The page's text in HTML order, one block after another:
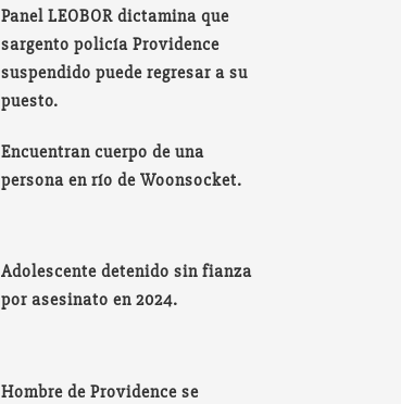
Panel LEOBOR dictamina que
sargento policía Providence
suspendido puede regresar a su
puesto.
Encuentran cuerpo de una
persona en río de Woonsocket.
Adolescente detenido sin fianza
por asesinato en 2024.
Hombre de Providence se